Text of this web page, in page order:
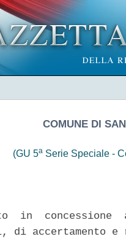
COMUNE DI
(GU 5a Serie Speciale -
in
di accertamento e